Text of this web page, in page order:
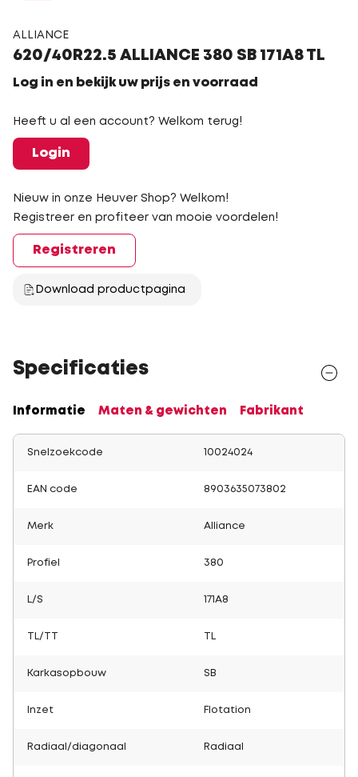
ALLIANCE
620/40R22.5 ALLIANCE 380 SB 171A8 TL
Log in en bekijk uw prijs en voorraad
Heeft u al een account? Welkom terug!
Login
Nieuw in onze Heuver Shop? Welkom!
Registreer en profiteer van mooie voordelen!
Registreren
Download productpagina
Specificaties
Informatie Maten & gewichten Fabrikant
Snelzoekcode 10024024
EAN code 8903635073802
Merk Alliance
Profiel 380
L/S 171A8
TL/TT
Karkasopbouw SB
Inzet Flotation
Radiaal/diagonaal Radiaal